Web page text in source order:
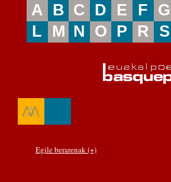
A B C D E F G
L
M N O P R S
Egile berarenak (+)